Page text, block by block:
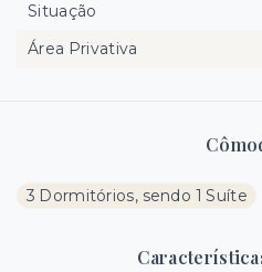
3 Dormitórios, sendo 1 Suíte
Situação
Área Privativa